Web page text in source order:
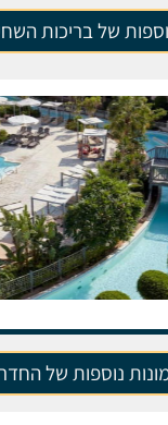
של בריכות
נוספות של